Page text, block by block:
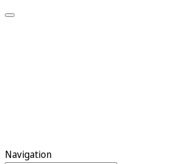
Navigation